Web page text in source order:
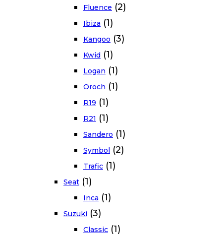
Fluence (2)
Ibiza (1)
Kangoo (3)
Kwid (1)
Logan (1)
Oroch (1)
R19 (1)
R21 (1)
Sandero (1)
Symbol (2)
Trafic (1)
Seat (1)
Inca (1)
Suzuki (3)
Classic (1)